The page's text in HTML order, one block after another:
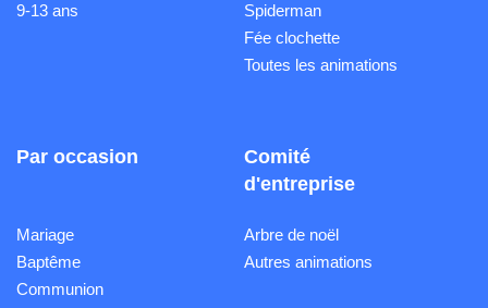
9-13 ans
Spiderman
Fée clochette
Toutes les animations
Par occasion
Mariage
Baptême
Communion
Comité
d'entreprise
Arbre de noël
Autres animations